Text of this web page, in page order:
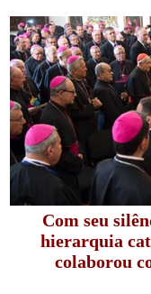
Com seu
hierarquia
colaborou